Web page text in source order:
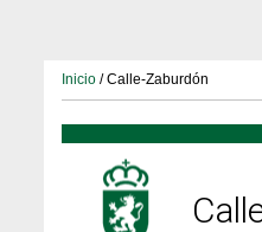
Inicio / Calle-Zaburdón